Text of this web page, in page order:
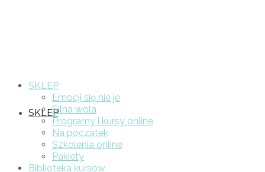
SKLEP
SKLEP
Emocji się nie je
Silna wola
Programy i kursy online
Na początek
Szkolenia online
Pakiety
Biblioteka kursów